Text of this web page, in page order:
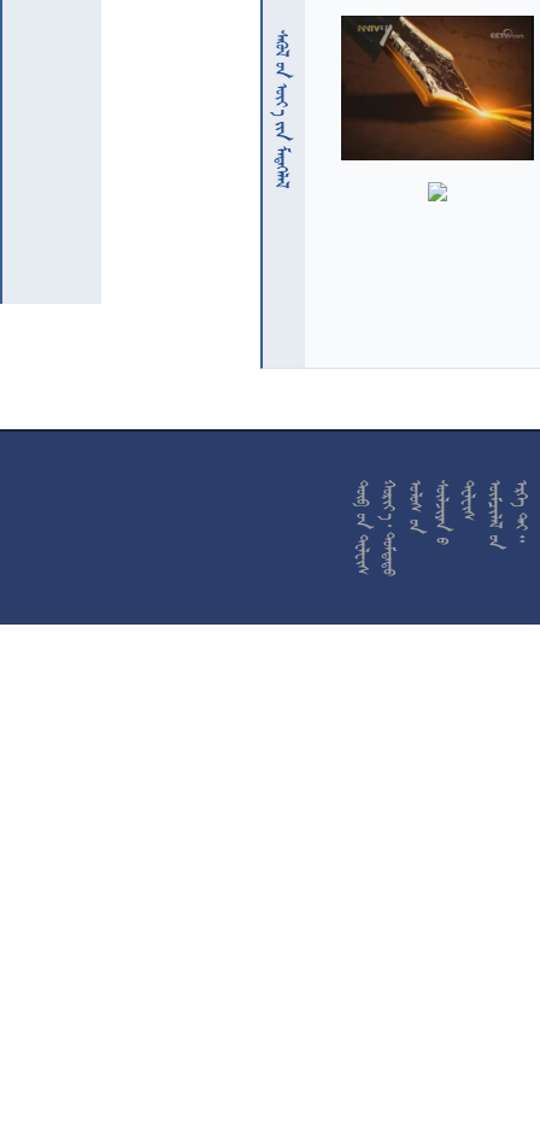
  










































































































